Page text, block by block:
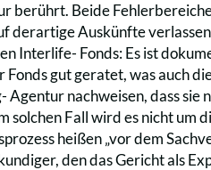
berührt. Beide
derartige Auskünfte
Interlife- Fonds: Es ist
gut geratet, was auch
Agentur nachweisen, dass sie
solchen Fall wird es nicht um
heißen „vor dem
den das Gericht als